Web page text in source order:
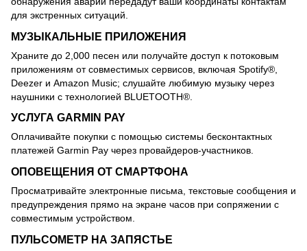
для экстренных ситуаций.
МУЗЫКАЛЬНЫЕ ПРИЛОЖЕНИЯ
Храните до 2,000 песен или получайте доступ к потоковым
приложениям от совместимых сервисов, включая Spotify®,
Deezer и Amazon Music; слушайте любимую музыку через
наушники с технологией BLUETOOTH®.
УСЛУГА GARMIN PAY
Оплачивайте покупки с помощью системы бесконтактных
платежей Garmin Pay через провайдеров-участников.
ОПОВЕЩЕНИЯ ОТ СМАРТФОНА
Просматривайте электронные письма, текстовые сообщения и
предупреждения прямо на экране часов при сопряжении с
совместимым устройством.
ПУЛЬСОМЕТР НА ЗАПЯСТЬЕ